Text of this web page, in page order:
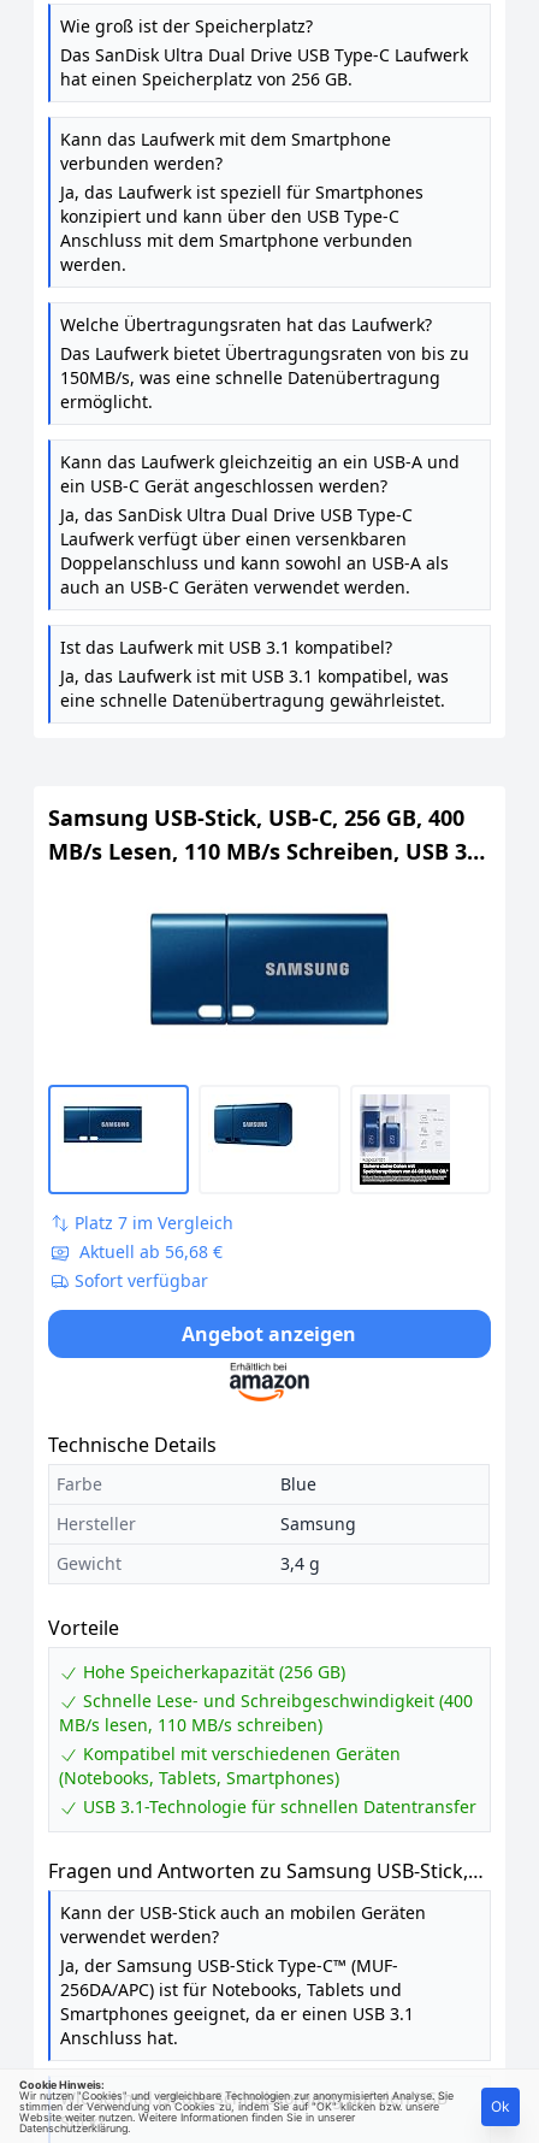
Drive USB Type-C Laufwerk, Smartphone
Speicher 256 GB (mobiler, USB 3.1, versenkbarer
Doppelanschluss, 150 MB / s
Übertragungsraten)
Wie groß ist der Speicherplatz?
Das SanDisk Ultra Dual Drive USB Type-C Laufwerk
hat einen Speicherplatz von 256 GB.
Kann das Laufwerk mit dem Smartphone
verbunden werden?
Ja, das Laufwerk ist speziell für Smartphones
konzipiert und kann über den USB Type-C
Anschluss mit dem Smartphone verbunden
werden.
Welche Übertragungsraten hat das Laufwerk?
Das Laufwerk bietet Übertragungsraten von bis zu
150MB/s, was eine schnelle Datenübertragung
ermöglicht.
Kann das Laufwerk gleichzeitig an ein USB-A und
ein USB-C Gerät angeschlossen werden?
Ja, das SanDisk Ultra Dual Drive USB Type-C
Laufwerk verfügt über einen versenkbaren
Doppelanschluss und kann sowohl an USB-A als
auch an USB-C Geräten verwendet werden.
Ist das Laufwerk mit USB 3.1 kompatibel?
Ja, das Laufwerk ist mit USB 3.1 kompatibel, was
eine schnelle Datenübertragung gewährleistet.
Samsung USB-Stick, USB-C, 256 GB, 400
MB/s Lesen, 110 MB/s Schreiben, USB 3.1
Smartphones, Blue, MUF-256DA/APC
Platz 7 im Vergleich
Aktuell ab 56,68 €
Sofort verfügbar
Angebot anzeigen
Technische Details
Farbe
Blue
Hersteller
Samsung
Gewicht
3,4 g
Vorteile
Hohe Speicherkapazität (256 GB)
Schnelle Lese- und Schreibgeschwindigkeit (400
MB/s lesen, 110 MB/s schreiben)
Kompatibel mit verschiedenen Geräten
(Notebooks, Tablets, Smartphones)
USB 3.1-Technologie für schnellen Datentransfer
Fragen und Antworten zu Samsung USB-Stick,
USB-C, 256 GB, 400 MB / s Lesen, 110 MB / s
Schreiben, USB 3.1 Flash Drive für Notebooks,
Tablets und Smartphones, Blue, MUF-256DA /
APC
Kann der USB-Stick auch an mobilen Geräten
verwendet werden?
Ja, der Samsung USB-Stick Type-C™ (MUF-
256DA/APC) ist für Notebooks, Tablets und
Smartphones geeignet, da er einen USB 3.1
Anschluss hat.
Wie schnell ist der Schreibvorgang auf den USB-
Stick?
Cookie Hinweis:
Wir nutzen "Cookies" und vergleichbare Technologien zur anonymisierten Analyse. Sie
stimmen der Verwendung von Cookies zu, indem Sie auf "OK" klicken bzw. unsere
Website weiter nutzen. Weitere Informationen finden Sie in unserer
Datenschutzerklärung
Ok